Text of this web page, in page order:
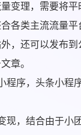
变理，需要将平
各类主流流量平
，还可以发布
章。
程序，头条小程
，结合由于小